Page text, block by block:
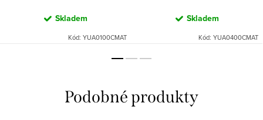
Skladem
Kód: YUA0100CMAT
Skladem
Kód: YUA0400CMAT